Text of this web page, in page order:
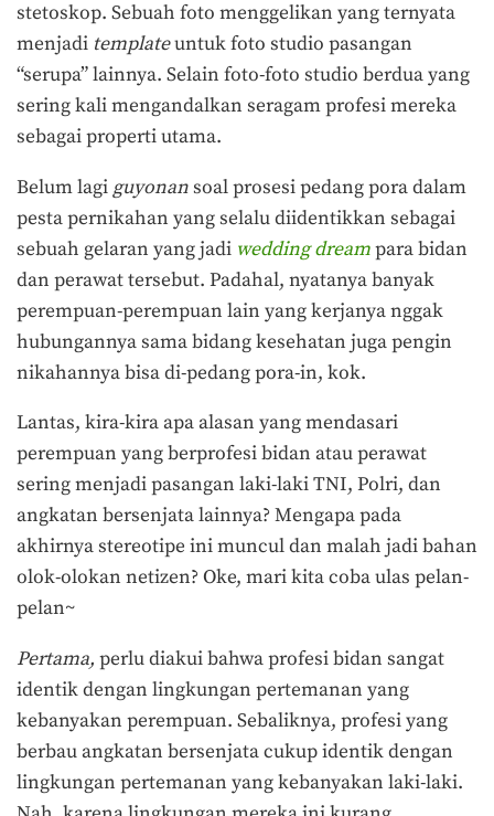
stetoskop. Sebuah foto menggelikan yang ternyata
menjadi templateuntuk foto studio pasangan
“serupa” lainnya. Selain foto-foto studio berdua yang
sering kali mengandalkan seragam profesi mereka
sebagai properti utama.
Belum lagi guyonansoal prosesi pedang pora dalam
pesta pernikahan yang selalu diidentikkan sebagai
sebuah gelaran yang jadi wedding dreampara bidan
dan perawat tersebut. Padahal, nyatanya banyak
perempuan-perempuan lain yang kerjanya nggak
hubungannya sama bidang kesehatan juga pengin
nikahannya bisa di-pedang pora-in, kok.
Lantas, kira-kira apa alasan yang mendasari
perempuan yang berprofesi bidan atau perawat
sering menjadi pasangan laki-laki TNI, Polri, dan
angkatan bersenjata lainnya? Mengapa pada
akhirnya stereotipe ini muncul dan malah jadi bahan
olok-olokan netizen? Oke, mari kita coba ulas pelan-
pelan~
Pertama, perlu diakui bahwa profesi bidan sangat
identik dengan lingkungan pertemanan yang
kebanyakan perempuan. Sebaliknya, profesi yang
berbau angkatan bersenjata cukup identik dengan
lingkungan pertemanan yang kebanyakan laki-laki.